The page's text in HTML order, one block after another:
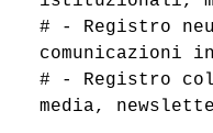
# - Registro
comunicazioni
# - Registro
media,